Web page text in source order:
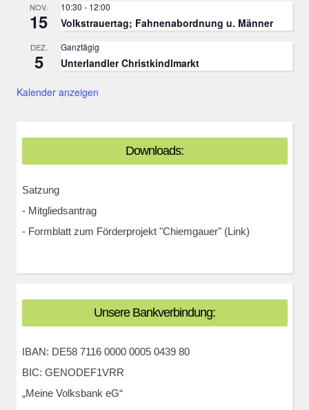
NOV.
15
10:30 - 12:00
Volkstrauertag; Fahnenabordnung u. Männer
DEZ.
5
Ganztägig
Unterlandler Christkindlmarkt
Kalender anzeigen
Downloads:
Satzung
- Mitgliedsantrag
- Formblatt zum Förderprojekt "Chiemgauer" (Link)
Unsere Bankverbindung:
IBAN: DE58 7116 0000 0005 0439 80
BIC: GENODEF1VRR
„Meine Volksbank eG“